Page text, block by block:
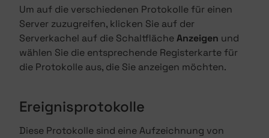
Um auf die verschiedenen Protokolle für einen
Server zuzugreifen, klicken Sie auf der
Serverkachel auf die SchaltflächeAnzeigen und
wählen Sie die entsprechende Registerkarte für
die Protokolle aus, die Sie anzeigen möchten.
Ereignisprotokolle
Diese Protokolle sind eine Aufzeichnung von